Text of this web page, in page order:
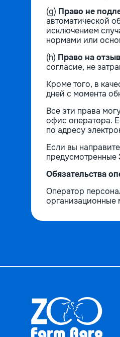
(g) Право не
автоматической
исключением
нормами или
(h) Право на
согласие, не
Кроме того, в
дней с момента
Все эти права
офис оператора.
по адресу
Если вы
предусмотренные
Обязательства
Оператор
организационные